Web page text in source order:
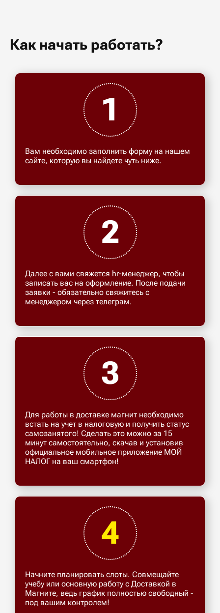
Как начать работать?
1
Вам необходимо заполнить форму на нашем
сайте, которую вы найдете чуть ниже.
2
Далее с вами свяжется hr-менеджер, чтобы
записать вас на оформление. После подачи
заявки - обязательно свяжитесь с
менеджером через телеграм.
3
Для работы в доставке магнит необходимо
встать на учет в налоговую и получить статус
самозанятого! Сделать это можно за 15
минут самостоятельно, скачав и установив
официальное мобильное приложение МОЙ
НАЛОГ на ваш смартфон!
4
Начните планировать слоты. Совмещайте
учебу или основную работу с Доставкой в
Магните, ведь график полностью свободный -
под вашим контролем!